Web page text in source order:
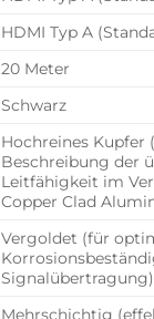
HDMI Typ A
20 Meter
Schwarz
Hochreines Kupfer
Beschreibung der
Leitfähigkeit im
Copper Clad
Vergoldet (für
Signalübertragung)
Mehrschichtig